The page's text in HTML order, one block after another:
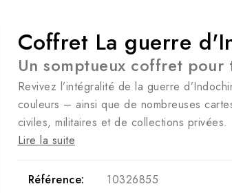
Coffret La guerre
Un somptueux coffret
Revivez l’intégralité de la guerre
couleurs – ainsi que de nombreuses
civiles, militaires et de collections privées.
Lire la suite
Référence: 10326855